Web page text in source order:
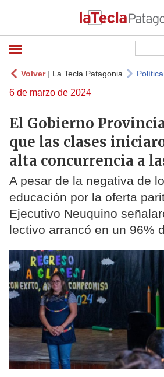
Volver| La Tecla Patagonia
6 de marzo de 2024
El Gobierno
que las clases
alta concurrencia a
A pesar de la negativa de
educación por la oferta
Ejecutivo Neuquino
lectivo arrancó en un 96%